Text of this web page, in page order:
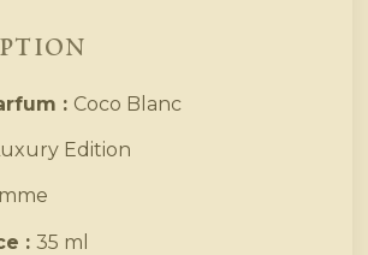
: Coco Blanc
Edition
:35 ml